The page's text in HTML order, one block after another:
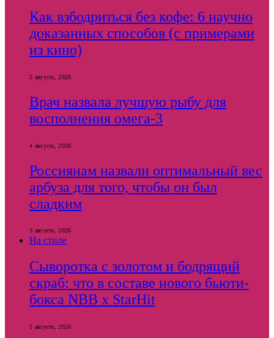
Как взбодриться без кофе: 6 научно
доказанных способов (с примерами
из кино)
5 августа, 2026
Врач назвала лучшую рыбу для
восполнения омега-3
4 августа, 2026
Россиянам назвали оптимальный вес
арбуза для того, чтобы он был
сладким
3 августа, 2026
На стиле
Сыворотка с золотом и бодрящий
скраб: что в составе нового бьюти-
бокса NBB x StarHit
1 августа, 2026